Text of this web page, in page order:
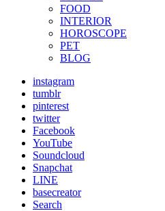
FOOD
INTERIOR
HOROSCOPE
PET
BLOG
instagram
tumblr
pinterest
twitter
Facebook
YouTube
Soundcloud
Snapchat
LINE
basecreator
Search